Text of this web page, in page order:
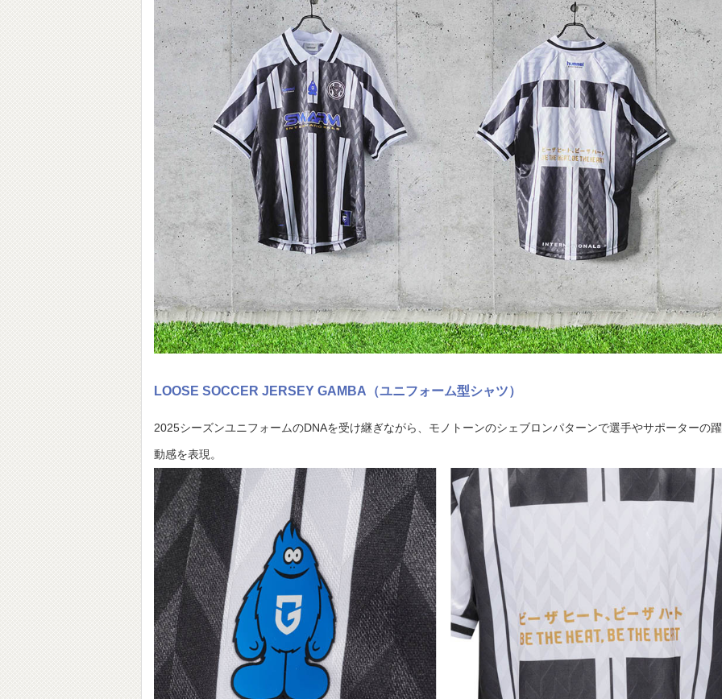
LOOSE SOCCER JERSEY GAMBA（ユニフォーム型シャツ）
2025シーズンユニフォームのDNAを受け継ぎながら、モノトーンのシェブロンパターンで選手やサポーターの躍
動感を表現。